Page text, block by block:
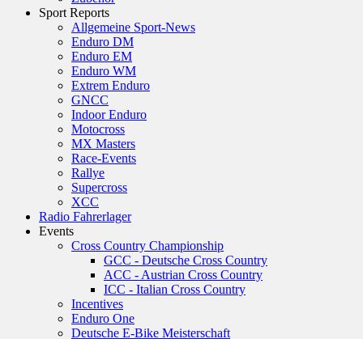
Sport Reports
Allgemeine Sport-News
Enduro DM
Enduro EM
Enduro WM
Extrem Enduro
GNCC
Indoor Enduro
Motocross
MX Masters
Race-Events
Rallye
Supercross
XCC
Radio Fahrerlager
Events
Cross Country Championship
GCC - Deutsche Cross Country
ACC - Austrian Cross Country
ICC - Italian Cross Country
Incentives
Enduro One
Deutsche E-Bike Meisterschaft